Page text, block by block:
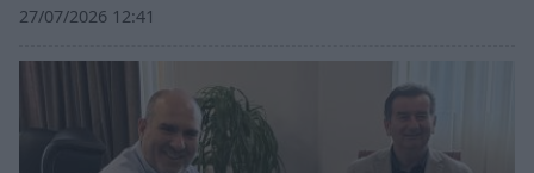
27/07/2026 12:41